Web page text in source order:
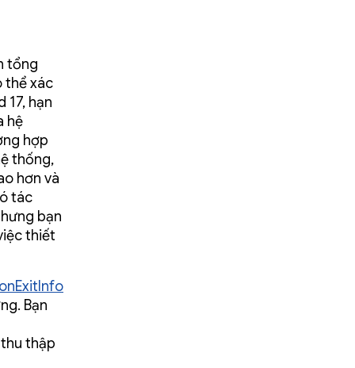
tổng
thể xác
hạn
hệ
hợp
thống,
hơn và
tác
bạn
thiết
Bạn
thập